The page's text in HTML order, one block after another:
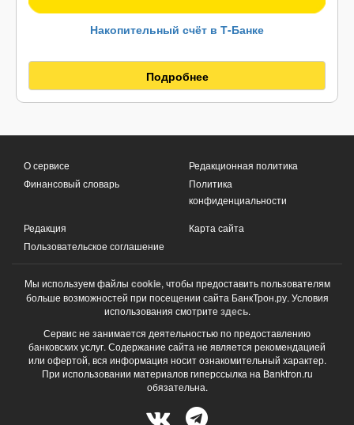
Накопительный счёт в Т-Банке
Подробнее
О сервисе
Финансовый словарь
Редакционная политика
Политика
конфиденциальности
Редакция
Пользовательское соглашение
Карта сайта
Мы используем файлы cookie, чтобы предоставить пользователям
больше возможностей при посещении сайта БанкТрон.ру. Условия
использования смотрите здесь.
Сервис не занимается деятельностью по предоставлению
банковских услуг. Содержание сайта не является рекомендацией
или офертой, вся информация носит ознакомительный характер.
При использовании материалов гиперссылка на Banktron.ru
обязательна.